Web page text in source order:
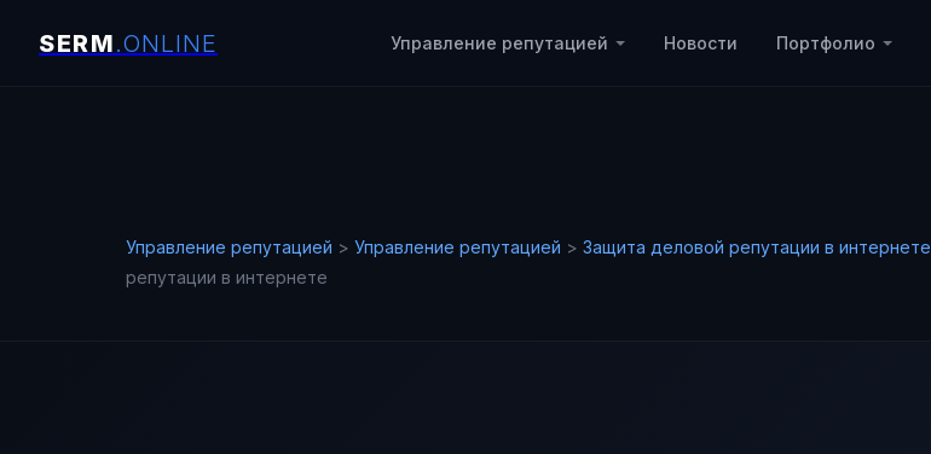
Управление репутацией Новости Портфолио
Управление репутацией > Управление репутацией > Защита деловой репутации в интернете
репутации в интернете